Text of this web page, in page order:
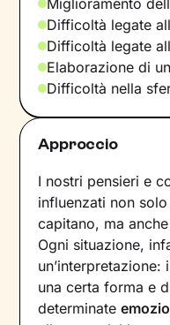
Difficoltà legate
Difficoltà legate
Elaborazione di
Difficoltà nella
Approccio
I nostri pensieri e
influenzati non
capitano, ma
Ogni situazione,
un’interpretazione:
una certa forma e
determinate